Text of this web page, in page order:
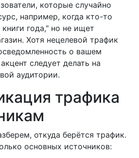
которые случайно
например, когда кто-то
года," но не ищет
Хотя нецелевой трафик
о вашем
следует делать на
аудитории.
трафика
откуда берётся трафик.
основных источников: